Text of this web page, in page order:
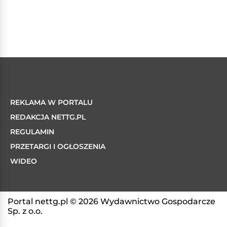
REKLAMA W PORTALU
REDAKCJA NETTG.PL
REGULAMIN
PRZETARGI I OGŁOSZENIA
WIDEO
Portal nettg.pl © 2026 Wydawnictwo Gospodarcze
Sp. z o.o.